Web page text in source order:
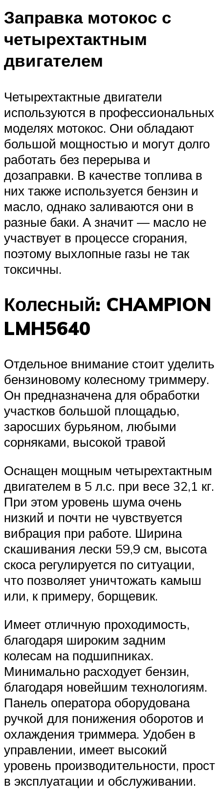
Заправка мотокос с
четырехтактным
двигателем
Четырехтактные двигатели
используются в профессиональных
моделях мотокос. Они обладают
большой мощностью и могут долго
работать без перерыва и
дозаправки. В качестве топлива в
них также используется бензин и
масло, однако заливаются они в
разные баки. А значит — масло не
участвует в процессе сгорания,
поэтому выхлопные газы не так
токсичны.
Колесный: CHAMPION
LMH5640
Отдельное внимание стоит уделить
бензиновому колесному триммеру.
Он предназначена для обработки
участков большой площадью,
заросших бурьяном, любыми
сорняками, высокой травой
Оснащен мощным четырехтактным
двигателем в 5 л.с. при весе 32,1 кг.
При этом уровень шума очень
низкий и почти не чувствуется
вибрация при работе. Ширина
скашивания лески 59,9 см, высота
скоса регулируется по ситуации,
что позволяет уничтожать камыш
или, к примеру, борщевик.
Имеет отличную проходимость,
благодаря широким задним
колесам на подшипниках.
Минимально расходует бензин,
благодаря новейшим технологиям.
Панель оператора оборудована
ручкой для понижения оборотов и
охлаждения триммера. Удобен в
управлении, имеет высокий
уровень производительности, прост
в эксплуатации и обслуживании.